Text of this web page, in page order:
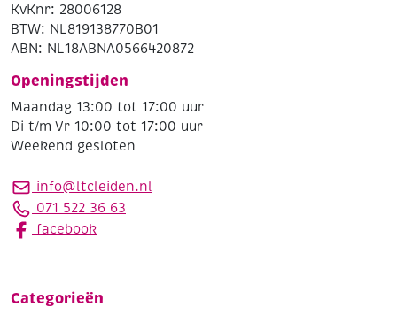
KvKnr: 28006128
BTW: NL819138770B01
ABN: NL18ABNA0566420872
Openingstijden
Maandag 13:00 tot 17:00 uur
Di t/m Vr 10:00 tot 17:00 uur
Weekend gesloten
info@ltcleiden.nl
071 522 36 63
facebook
Categorieën